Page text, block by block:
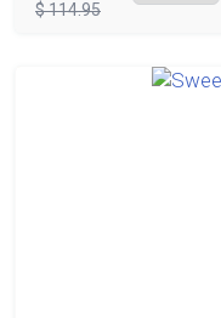
$ 114.95